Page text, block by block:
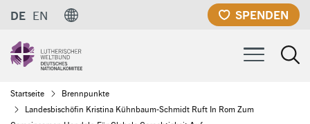
Direkt
zum
Inhalt
DE EN SPENDEN
Pfadnavigation
Startseite
Brennpunkte
Landesbischöfin Kristina Kühnbaum-Schmidt Ruft In Rom Zum